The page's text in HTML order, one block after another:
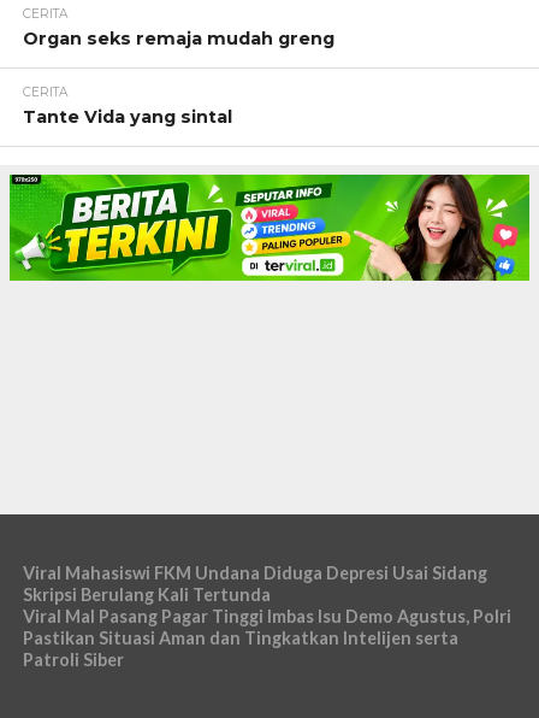
CERITA
Organ seks remaja mudah greng
CERITA
Tante Vida yang sintal
Viral Mahasiswi FKM Undana Diduga Depresi Usai Sidang
Skripsi Berulang Kali Tertunda
Viral Mal Pasang Pagar Tinggi Imbas Isu Demo Agustus, Polri
Pastikan Situasi Aman dan Tingkatkan Intelijen serta
Patroli Siber